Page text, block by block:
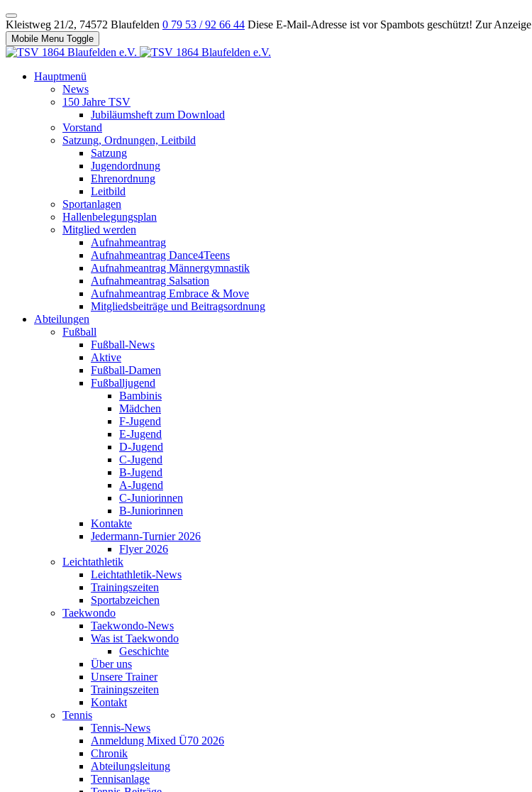
Kleistweg 21/2, 74572 Blaufelden 0 79 53 / 92 66 44 Diese E-Mail-Adresse ist vor Spambots geschützt! Zur
Mobile Menu Toggle
Hauptmenü
News
150 Jahre TSV
Jubiläumsheft zum Download
Vorstand
Satzung, Ordnungen, Leitbild
Satzung
Jugendordnung
Ehrenordnung
Leitbild
Sportanlagen
Hallenbelegungsplan
Mitglied werden
Aufnahmeantrag
Aufnahmeantrag Dance4Teens
Aufnahmeantrag Männergymnastik
Aufnahmeantrag Salsation
Aufnahmeantrag Embrace & Move
Mitgliedsbeiträge und Beitragsordnung
Abteilungen
Fußball
Fußball-News
Aktive
Fußball-Damen
Fußballjugend
Bambinis
Mädchen
F-Jugend
E-Jugend
D-Jugend
C-Jugend
B-Jugend
A-Jugend
C-Juniorinnen
B-Juniorinnen
Kontakte
Jedermann-Turnier 2026
Flyer 2026
Leichtathletik
Leichtathletik-News
Trainingszeiten
Sportabzeichen
Taekwondo
Taekwondo-News
Was ist Taekwondo
Geschichte
Über uns
Unsere Trainer
Trainingszeiten
Kontakt
Tennis
Tennis-News
Anmeldung Mixed Ü70 2026
Chronik
Abteilungsleitung
Tennisanlage